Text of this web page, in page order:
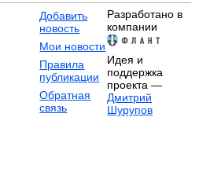
Добавить
новость
Мои новости
Правила
публикации
Обратная
связь
Разработано в
компании
Идея и
поддержка
проекта —
Дмитрий
Шурупов